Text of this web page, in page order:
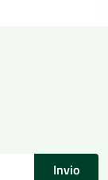
Invio